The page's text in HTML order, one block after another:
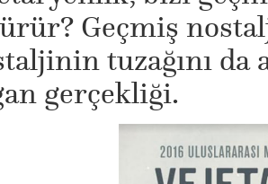
Geçmiş
tuzağını da
gerçekliği.